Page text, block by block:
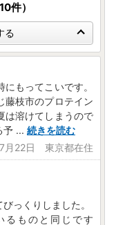
件）
る
もってこいです。
藤枝市のプロテイン
は溶けてしまうので
予 ... 続きを読む
月22日 東京都在住
っくりしました。
るものと同じです